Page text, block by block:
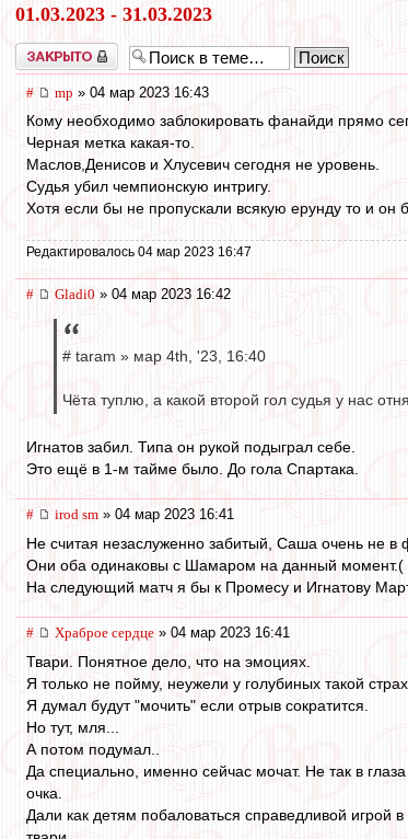
01.03.2023 - 31.03.2023
Закрыто
# mp » 04 мар 2023 16:43
Кому необходимо заблокировать фанайди прямо
Черная метка какая-то.
Маслов,Денисов и Хлусевич сегодня не уровень.
Судья убил чемпионскую интригу.
Хотя если бы не пропускали всякую ерунду то и он
Редактировалось 04 мар 2023 16:47
# Gladi0 » 04 мар 2023 16:42
# taram » мар 4th, '23, 16:40
Чёта туплю, а какой второй гол судья у нас
Игнатов забил. Типа он рукой подыграл себе.
Это ещё в 1-м тайме было. До гола Спартака.
# irod sm » 04 мар 2023 16:41
Не считая незаслуженно забитый, Саша очень не в
Они оба одинаковы с Шамаром на данный момент.(
На следующий матч я бы к Промесу и Игнатову
# Храброе сердце » 04 мар 2023 16:41
Твари. Понятное дело, что на эмоциях.
Я только не пойму, неужели у голубиных такой страх
Я думал будут "мочить" если отрыв сократится.
Но тут, мля...
А потом подумал..
Да специально, именно сейчас мочат. Не так в
очка.
Дали как детям побаловаться справедливой игрой в